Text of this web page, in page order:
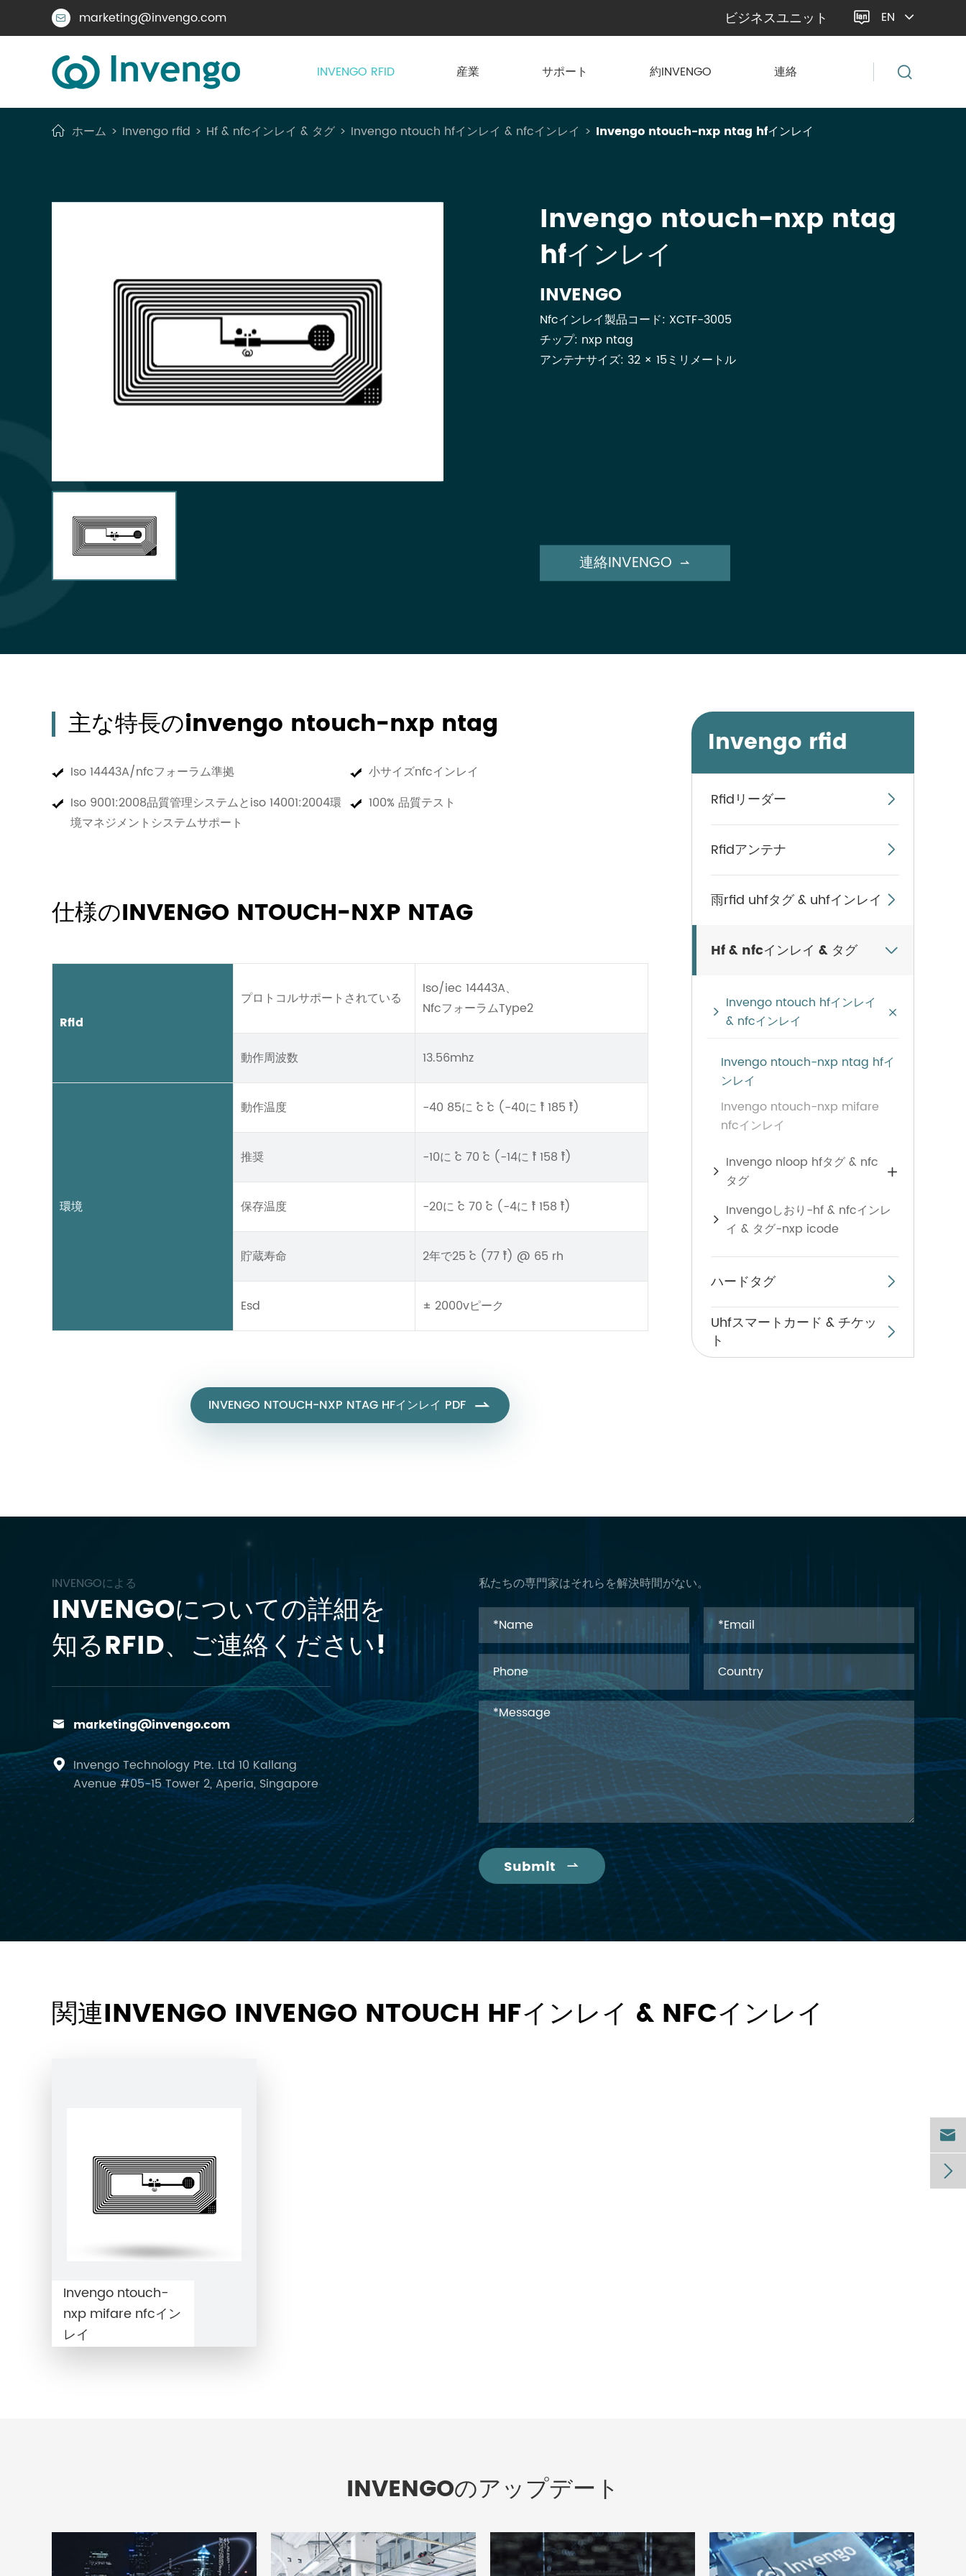
 marketing@invengo.com ビジネスユニット  EN
INVENGO RFID 産業 サポート 約INVENGO 連絡
ホーム Invengo rfid Hf & nfcインレイ & タグ Invengo ntouch hfインレイ & nfcインレイ Invengo ntouch-nxp ntag hfインレイ
Invengo ntouch-nxp ntag
hfインレイ
INVENGO
Nfcインレイ製品コード: XCTF-3005
チップ: nxp ntag
アンテナサイズ: 32 × 15ミリメートル
連絡INVENGO 
主な特長のinvengo ntouch-nxp ntag
Iso 14443A/nfcフォーラム準拠
小サイズnfcインレイ
Iso 9001:2008品質管理システムとiso 14001:2004環
境マネジメントシステムサポート
100% 品質テスト
仕様のINVENGO NTOUCH-NXP NTAG
Rfid
プロトコルサポートされている
Iso/iec 14443A、
NfcフォーラムType2
動作周波数 13.56mhz
環境
動作温度 -40 85に ˚c ˚c (-40に ˚f 185 ˚f)
推奨 -10に ˚c 70 ˚c (-14に ˚f 158 ˚f)
保存温度 -20に ˚c 70 ˚c (-4に ˚f 158 ˚f)
貯蔵寿命 2年で25 ˚c (77 ˚f) @ 65 rh
Esd ± 2000vピーク
INVENGO NTOUCH-NXP NTAG HFインレイ PDF 
Invengo rfid
Rfidリーダー 
Rfidアンテナ 
雨rfid uhfタグ & uhfインレイ 
Hf & nfcインレイ & タグ 
Invengo ntouch hfインレイ
& nfcインレイ

Invengo ntouch-nxp ntag hfイ
ンレイ
Invengo ntouch-nxp mifare
nfcインレイ
Invengo nloop hfタグ & nfc
タグ

Invengoしおり-hf & nfcインレ
イ & タグ-nxp icode
ハードタグ 
Uhfスマートカード & チケッ
ト

INVENGOによる
INVENGOについての詳細を
知るRFID、ご連絡ください!
 marketing@invengo.com
 Invengo Technology Pte. Ltd 10 Kallang
Avenue #05-15 Tower 2, Aperia, Singapore
私たちの専門家はそれらを解決時間がない。
Submit 
関連INVENGO INVENGO NTOUCH HFインレイ & NFCインレイ
Invengo ntouch-
nxp mifare nfcイン
レイ
INVENGOのアップデート

